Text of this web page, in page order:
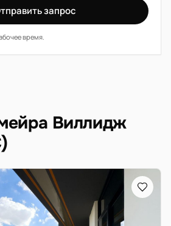
запрос
время.
Виллидж